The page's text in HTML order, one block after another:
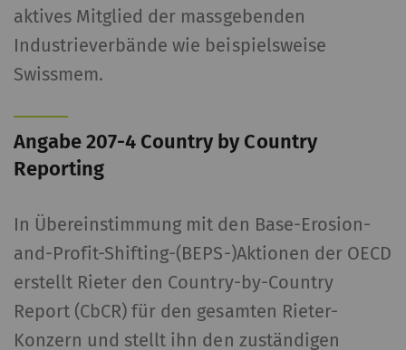
aktives Mitglied der massgebenden
Industrieverbände wie beispielsweise
Swissmem.
Angabe 207-4 Country by Country
Reporting
In Übereinstimmung mit den Base-Erosion-
and-Profit-Shifting-(BEPS-)Aktionen der OECD
erstellt Rieter den Country-by-Country
Report (CbCR) für den gesamten Rieter-
Konzern und stellt ihn den zuständigen
Name Beschreibung Gültigkeit
_ga
statistische Daten zu
Benutzerverhaltens auf
der Website
ermöglichen.
_gat_XXX
Google Analytics Session
Cookie
Session